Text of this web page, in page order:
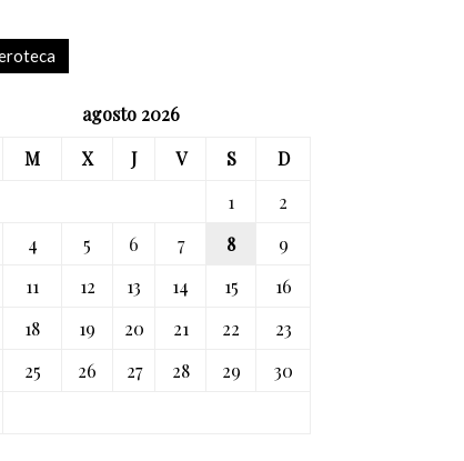
agosto 2026
M X J V S
D
1
2
4 5 6 7 8
9
11 12 13 14 15
16
18 19 20 21 22
23
25 26 27 28 29
30